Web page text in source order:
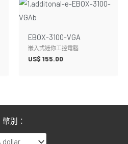
EBOX-3100-VGA
嵌入式迷你工控電腦
US$ 155.00
幣別：